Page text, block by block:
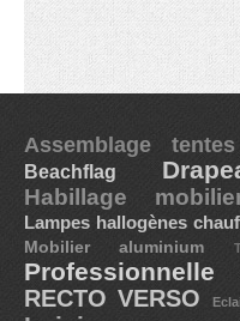
Assemblage
Beachflag
Habillage
Lampes hallogènes
Mobilier aluminium
RECTO VERSO